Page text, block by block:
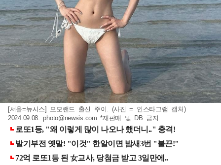
[서울=뉴시스] 모모랜드 출신 주이. (사진 = 인스타그램 캡처)
2024.09.08.photo@newsis.com *재판매 및 DB 금지